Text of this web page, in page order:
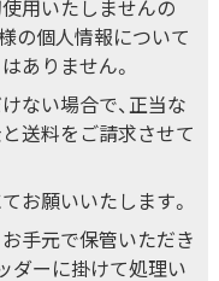
用いたしませんの
の個人情報について
ありません。
ない場合で、正当な
送料をご請求させて
お願いいたします。
手元で保管いただき
ダーに掛けて処理い